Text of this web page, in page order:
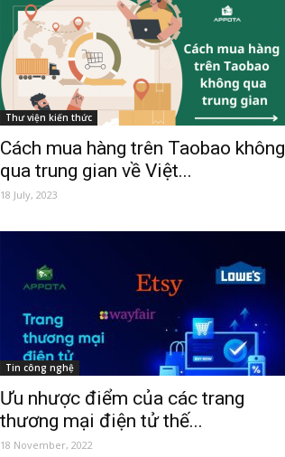
Thư viện kiến thức
Cách mua hàng trên Taobao không
qua trung gian về Việt...
18 July, 2023
Tin công nghệ
Ưu nhược điểm của các trang
thương mại điện tử thế...
18 November, 2022